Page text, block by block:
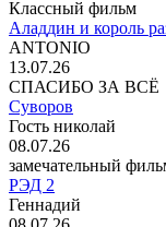
Классный фильм
Аладдин и король
ANTONIO
13.07.26
СПАСИБО ЗА ВСЁ
Суворов
Гость николай
08.07.26
замечательный
РЭД 2
Геннадий